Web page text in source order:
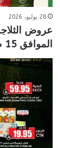
28 يوليو، 2026
الموافق 15 صفر 1448 عروض تحطيم الأسعار